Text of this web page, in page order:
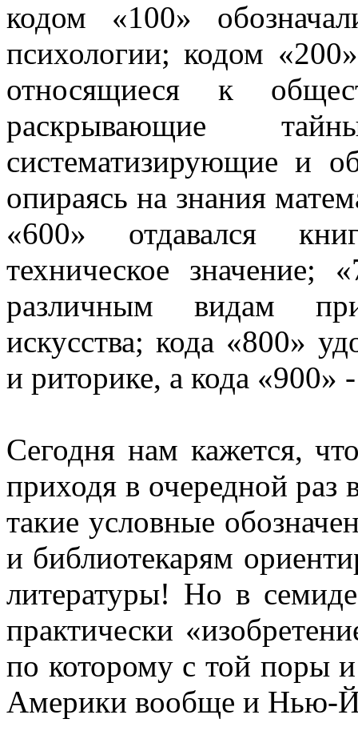
кодом «100»
психологии; кодом
относящиеся к
раскрывающие
систематизирующие и
опираясь на знания
«600» отдавался
техническое
различным видам
искусства; кода «800»
и риторике, а кода «900»
Сегодня нам кажется,
приходя в очередной
такие условные
и библиотекарям
литературы! Но в
практически
по которому с той поры и
Америки вообще и Нью-